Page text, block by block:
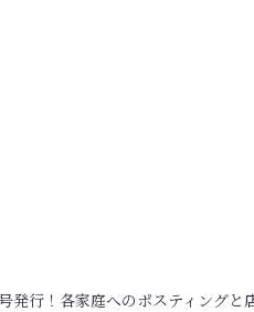
発行！各家庭へのポスティングと